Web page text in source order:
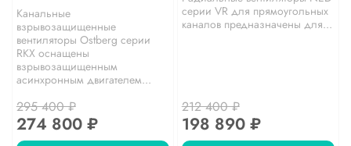
Канальные
взрывозащищенные
вентиляторы Ostberg серии
RKХ оснащены
взрывозащищенным
асинхронным двигателем...
295 400 ₽
274 800 ₽
серии VR для прямоугольных
каналов предназначены для...
212 400 ₽
198 890 ₽